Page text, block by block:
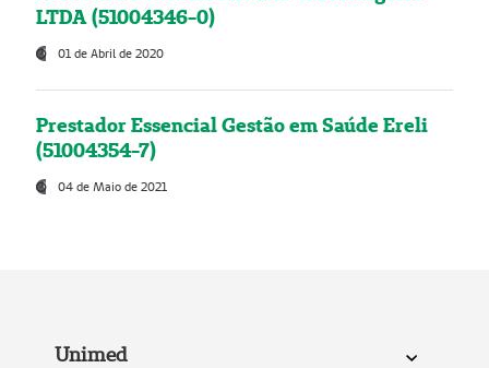
LTDA (51004346-0)
01 de Abril de 2020
Prestador Essencial Gestão em Saúde Ereli
(51004354-7)
04 de Maio de 2021
Unimed